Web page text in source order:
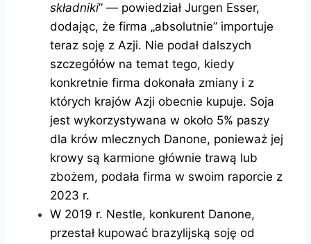
składniki” — powiedział Jurgen Esser,
dodając, że firma „absolutnie” importuje
teraz soję z Azji. Nie podał dalszych
szczegółów na temat tego, kiedy
konkretnie firma dokonała zmiany i z
których krajów Azji obecnie kupuje. Soja
jest wykorzystywana w około 5% paszy
dla krów mlecznych Danone, ponieważ jej
krowy są karmione głównie trawą lub
zbożem, podała firma w swoim raporcie z
2023 r.
W 2019 r. Nestle, konkurent Danone,
przestał kupować brazylijską soję od